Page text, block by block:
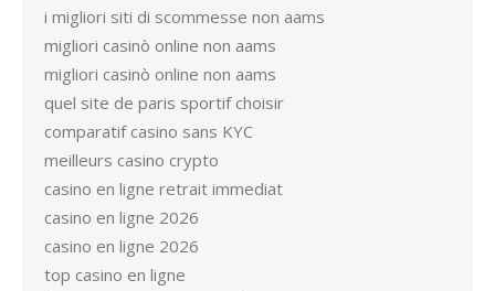
i migliori siti di scommesse non aams
migliori casinò online non aams
migliori casinò online non aams
quel site de paris sportif choisir
comparatif casino sans KYC
meilleurs casino crypto
casino en ligne retrait immediat
casino en ligne 2026
casino en ligne 2026
top casino en ligne